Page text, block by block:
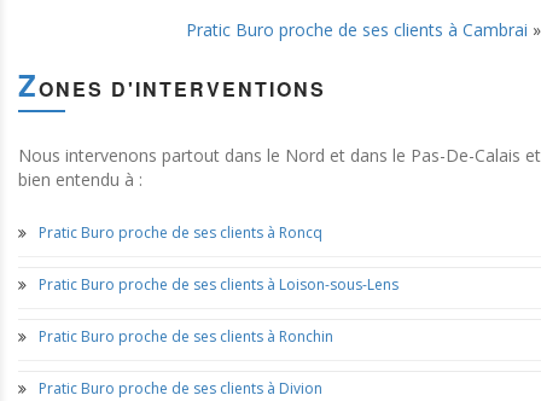
Pratic Buro proche de ses clients à Cambrai »
ZONES D'INTERVENTIONS
Nous intervenons partout dans le Nord et dans le Pas-De-Calais et
bien entendu à :
Pratic Buro proche de ses clients à Roncq
Pratic Buro proche de ses clients à Loison-sous-Lens
Pratic Buro proche de ses clients à Ronchin
Pratic Buro proche de ses clients à Divion